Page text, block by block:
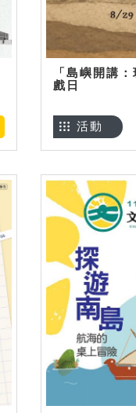
「島嶼開講
戲日
活動